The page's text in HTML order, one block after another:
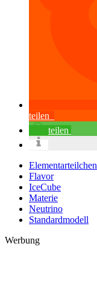
teilen
teilen
Elementarteilchen
Flavor
IceCube
Materie
Neutrino
Standardmodell
Werbung